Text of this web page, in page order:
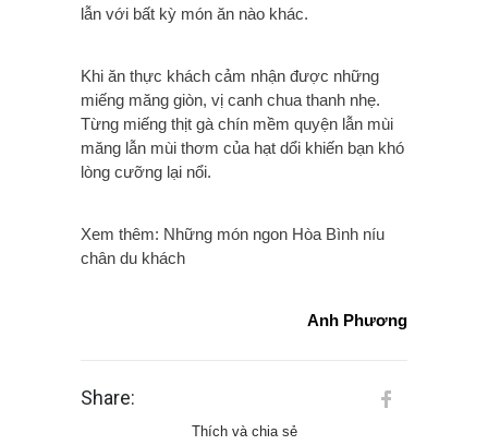
lẫn với bất kỳ món ăn nào khác.
Khi ăn thực khách cảm nhận được những
miếng măng giòn, vị canh chua thanh nhẹ.
Từng miếng thịt gà chín mềm quyện lẫn mùi
măng lẫn mùi thơm của hạt dổi khiến bạn khó
lòng cưỡng lại nổi.
Xem thêm: Những món ngon Hòa Bình níu
chân du khách
Anh Phương
Share:
Thích và chia sẻ